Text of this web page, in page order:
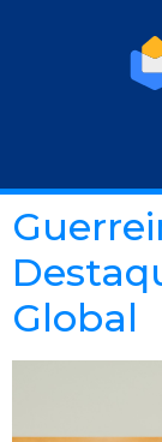
Global